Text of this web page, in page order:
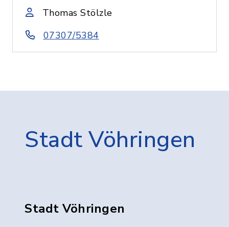
Thomas Stölzle
07307/5384
Stadt Vöhringen
Stadt Vöhringen